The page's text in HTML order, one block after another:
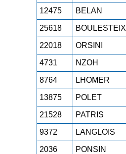
12475 BELAN
25618 BOULESTEIX
22018 ORSINI
4731 NZOH
8764 LHOMER
13875 POLET
21528 PATRIS
9372 LANGLOIS
2036 PONSIN